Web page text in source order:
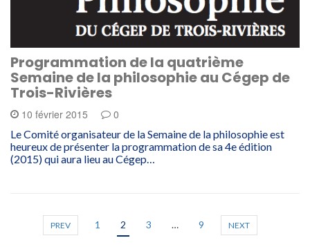
Programmation de la quatrième
Semaine de la philosophie au Cégep de
Trois-Rivières
10 février 2015 0
Le Comité organisateur de la Semaine de la philosophie est
heureux de présenter la programmation de sa 4e édition
(2015) qui aura lieu au Cégep…
PREV 1 2 3 … 9 NEXT